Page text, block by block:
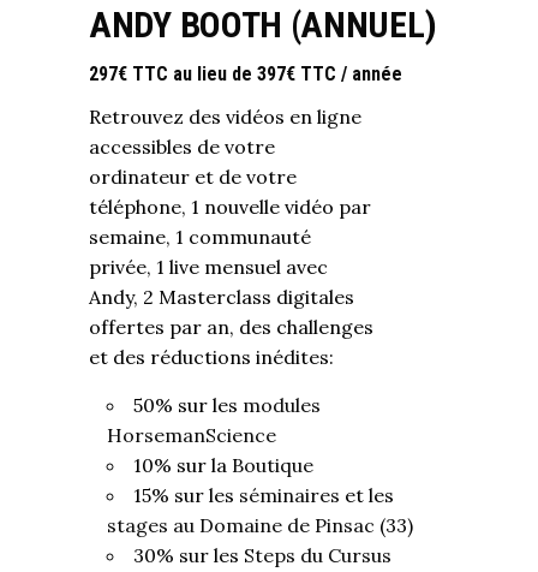
ANDY BOOTH (ANNUEL)
297€ TTC au lieu de 397€ TTC / année
Retrouvez des vidéos en ligne
accessibles de votre
ordinateur et de votre
téléphone, 1 nouvelle vidéo par
semaine, 1 communauté
privée, 1 live mensuel avec
Andy, 2 Masterclass digitales
offertes par an, des challenges
et des réductions inédites:
50% sur les modules
HorsemanScience
10% sur la Boutique
15% sur les séminaires et les
stages au Domaine de Pinsac (33)
30% sur les Steps du Cursus